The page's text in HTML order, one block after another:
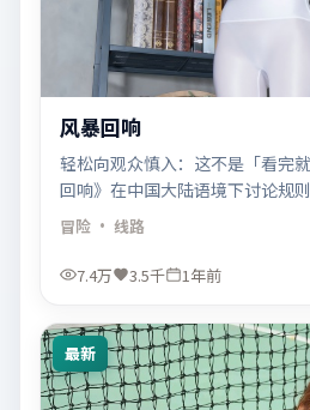
风暴回响
轻松向观众慎入：这不是「看完
回响》在中国大陆语境下讨论规
会儿，但回味更长。
冒险 · 线路
7.4万 3.5千 1年前
最新